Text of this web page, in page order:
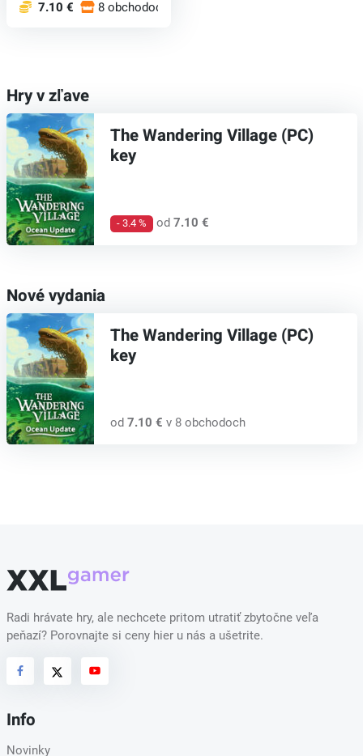
7.10 € 8 obchodoch
Hry v zľave
The Wandering Village (PC)
key
- 3.4 % od7.10 €
Nové vydania
The Wandering Village (PC)
key
od 7.10 € v 8 obchodoch
Radi hrávate hry, ale nechcete pritom utratiť zbytočne veľa
peňazí? Porovnajte si ceny hier u nás a ušetrite.
Info
Novinky